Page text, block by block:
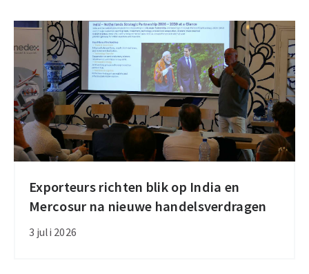
Event
2026
in
Den
Haag
Exporteurs richten blik op India en
Mercosur na nieuwe handelsverdragen
3 juli 2026
Exporteurs
richten
blik